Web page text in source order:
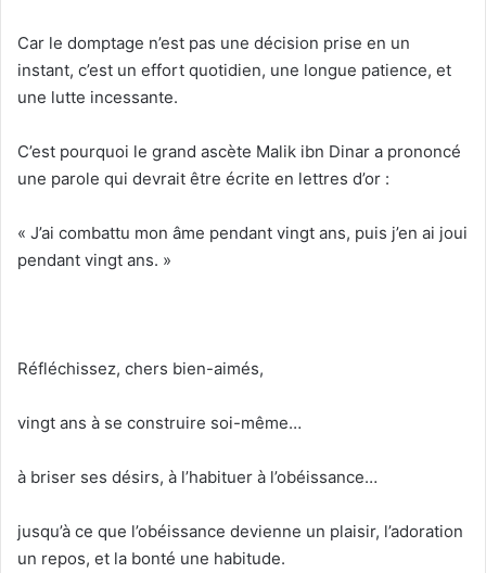
Car le domptage n’est pas une décision prise en un
instant, c’est un effort quotidien, une longue patience, et
une lutte incessante.
C’est pourquoi le grand ascète Malik ibn Dinar a prononcé
une parole qui devrait être écrite en lettres d’or :
« J’ai combattu mon âme pendant vingt ans, puis j’en ai joui
pendant vingt ans. »
Réfléchissez, chers bien-aimés,
vingt ans à se construire soi-même…
à briser ses désirs, à l’habituer à l’obéissance…
jusqu’à ce que l’obéissance devienne un plaisir, l’adoration
un repos, et la bonté une habitude.